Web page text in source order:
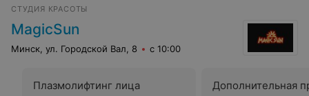
СТУДИЯ КРАСОТЫ
MagicSun
Минск, ул. Городской Вал, 8 с 10:00
Плазмолифтинг лица
Дополнительная